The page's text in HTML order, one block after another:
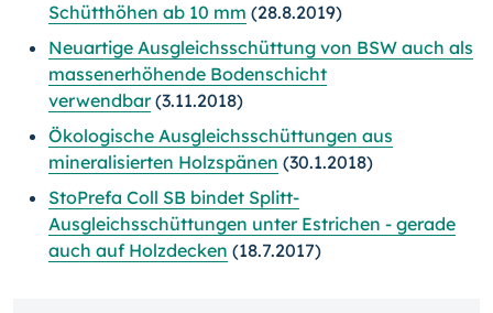
Schütthöhen ab 10 mm (28.8.2019)
Neuartige Ausgleichsschüttung von BSW auch als
massenerhöhende Bodenschicht
verwendbar(3.11.2018)
Ökologische Ausgleichsschüttungen aus
mineralisierten Holzspänen (30.1.2018)
StoPrefa Coll SB bindet Splitt-
Ausgleichsschüttungen unter Estrichen - gerade
auch auf Holzdecken (18.7.2017)